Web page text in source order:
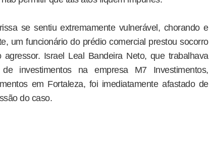
se sentiu extremamente vulnerável, chorando e
um funcionário do prédio comercial prestou socorro
Israel Leal Bandeira Neto, que trabalhava
investimentos na empresa M7 Investimentos,
em Fortaleza, foi imediatamente afastado de
do caso.